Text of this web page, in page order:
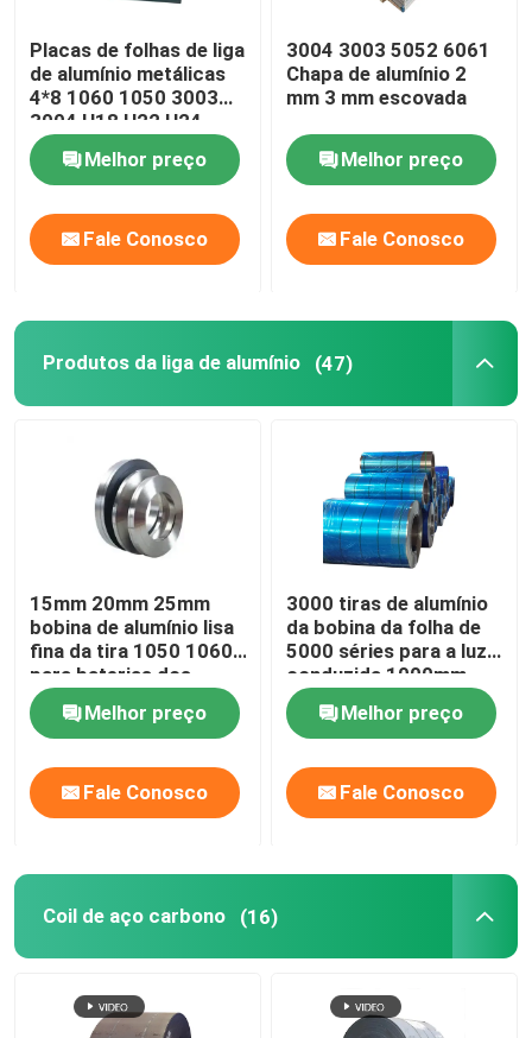
Placas de folhas de liga
de alumínio metálicas
4*8 1060 1050 3003
3004 H18 H22 H24
Melhor preço
Fale Conosco
3004 3003 5052 6061
Chapa de alumínio 2
mm 3 mm escovada
Melhor preço
Fale Conosco
Produtos da liga de alumínio (47)
15mm 20mm 25mm
bobina de alumínio lisa
fina da tira 1050 1060
para baterias dos
transformadores
Melhor preço
Fale Conosco
3000 tiras de alumínio
da bobina da folha de
5000 séries para a luz
conduzida 1000mm
1200mm
Melhor preço
Fale Conosco
Coil de aço carbono (16)